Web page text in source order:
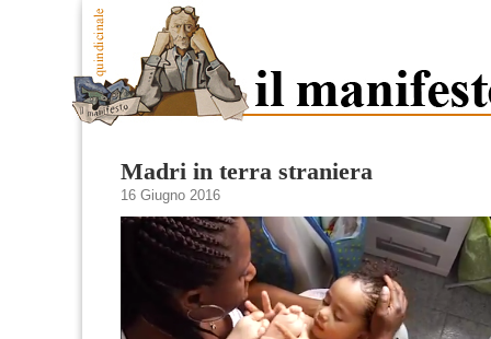
Madri in terra straniera
16 Giugno 2016